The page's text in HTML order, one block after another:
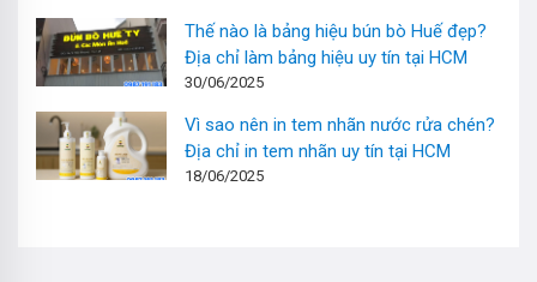
Thế nào là bảng hiệu bún bò Huế đẹp?
Địa chỉ làm bảng hiệu uy tín tại HCM
30/06/2025
Vì sao nên in tem nhãn nước rửa chén?
Địa chỉ in tem nhãn uy tín tại HCM
18/06/2025